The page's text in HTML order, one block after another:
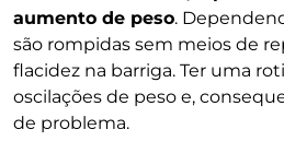
aumento de peso.
são rompidas sem meios de
flacidez na barriga. Ter uma
oscilações de peso e,
de problema.